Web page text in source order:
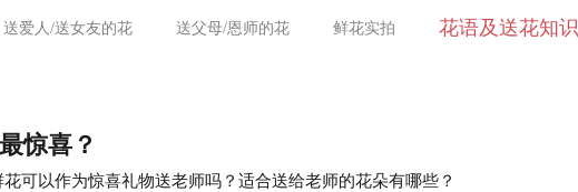
送爱人/送女友的花 送父母/恩师的花 鲜花实拍 花语及送花知识
惊喜？
可以作为惊喜礼物送老师吗？适合送给老师的花朵有哪些？